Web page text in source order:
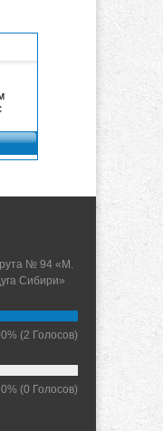
№ 94 «М.
Сибири»
(2 Голосов)
0% (0 Голосов)